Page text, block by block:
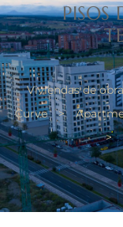
PISOS
Viviendas de
Curve >
>